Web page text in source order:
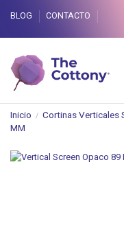
BLOG CONTACTO
Inicio Cortinas Verticales
MM